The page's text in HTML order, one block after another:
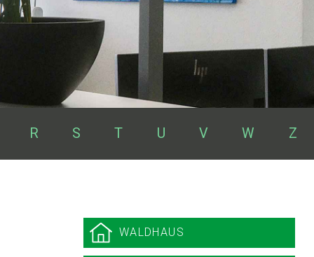
R S T U V W Z
Sidebar
WALDHAUS